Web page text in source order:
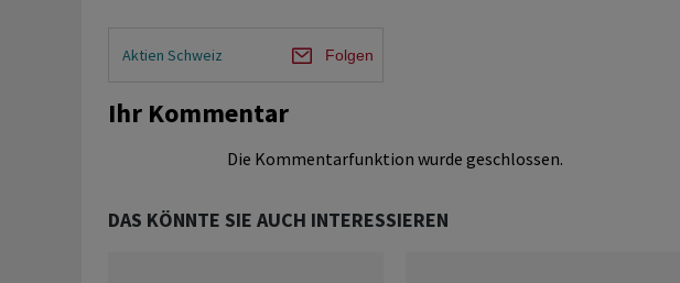
Aktien Schweiz Folgen
Ihr Kommentar
Die Kommentarfunktion wurde geschlossen.
DAS KÖNNTE SIE AUCH INTERESSIEREN